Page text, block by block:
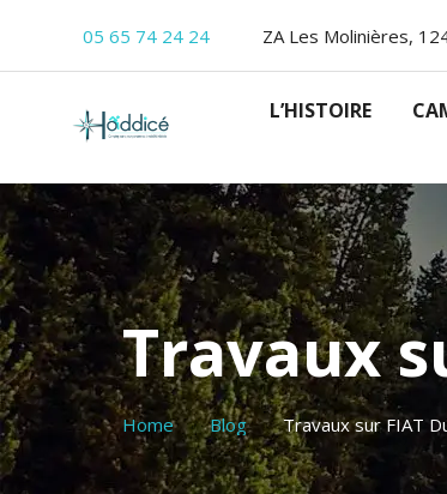
05 65 74 24 24 ZA Les Molinières,
L’HISTOIRE
Travaux
Home Blog Travaux sur FIAT